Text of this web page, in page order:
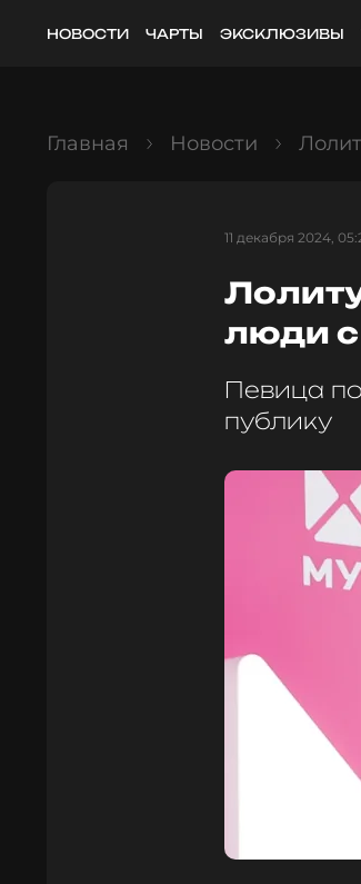
НОВОСТИ ЧАРТЫ ЭКСКЛЮЗИВЫ
Главная Новости
11 декабря 2024,
люди
Певица
публику